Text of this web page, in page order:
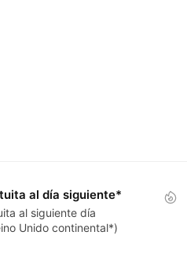
al día siguiente*
al siguiente día
Unido continental*)